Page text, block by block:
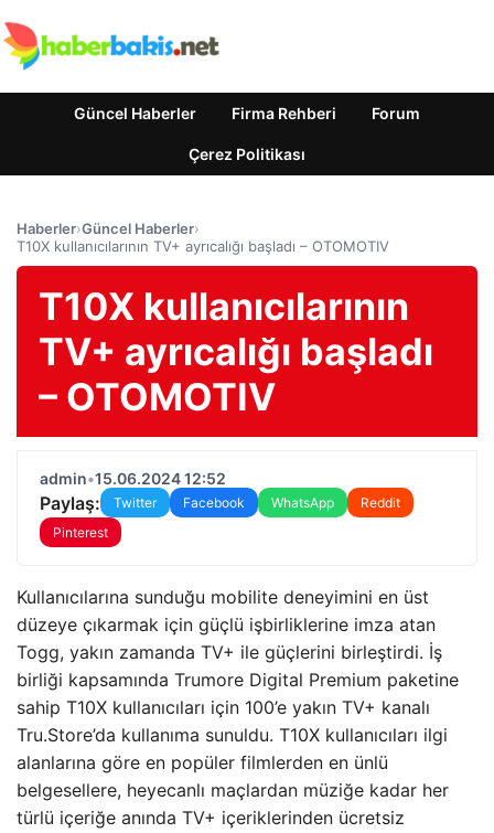
Güncel Haberler Firma Rehberi Forum
Çerez Politikası
Haberler›Güncel Haberler›
T10X kullanıcılarının TV+ ayrıcalığı başladı – OTOMOTIV
T10X kullanıcılarının
TV+ ayrıcalığı başladı
– OTOMOTIV
admin•15.06.2024 12:52
Paylaş: Twitter Facebook WhatsApp
Reddit
Pinterest
Kullanıcılarına sunduğu mobilite deneyimini en üst
düzeye çıkarmak için güçlü işbirliklerine imza atan
Togg, yakın zamanda TV+ ile güçlerini birleştirdi. İş
birliği kapsamında Trumore Digital Premium paketine
sahip T10X kullanıcıları için 100’e yakın TV+ kanalı
Tru.Store’da kullanıma sunuldu. T10X kullanıcıları ilgi
alanlarına göre en popüler filmlerden en ünlü
belgesellere, heyecanlı maçlardan müziğe kadar her
türlü içeriğe anında TV+ içeriklerinden ücretsiz